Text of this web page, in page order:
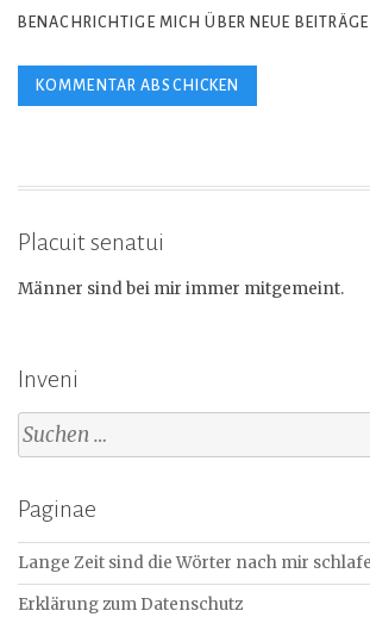
BENACHRICHTIGE MICH ÜBER NEUE
Placuit senatui
Männer sind bei mir immer mitgemeint.
Inveni
Suchen
nach:
Paginae
Lange Zeit sind die Wörter nach mir
Erklärung zum Datenschutz